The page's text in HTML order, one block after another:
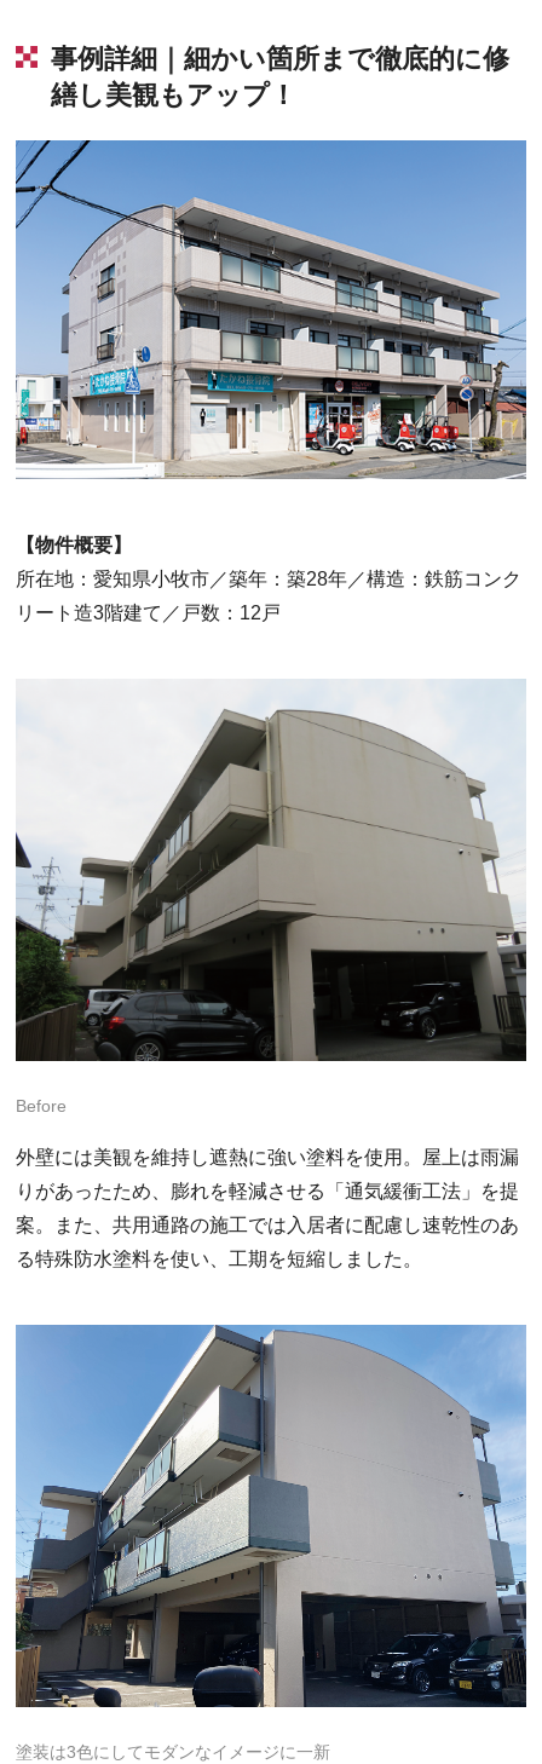
事例詳細｜細かい箇所まで徹底的に修
繕し美観もアップ！
【物件概要】
所在地：愛知県小牧市／築年：築28年／構造：鉄筋コンク
リート造3階建て／戸数：12戸
Before
外壁には美観を維持し遮熱に強い塗料を使用。屋上は雨漏
りがあったため、膨れを軽減させる「通気緩衝工法」を提
案。また、共用通路の施工では入居者に配慮し速乾性のあ
る特殊防水塗料を使い、工期を短縮しました。
塗装は3色にしてモダンなイメージに一新